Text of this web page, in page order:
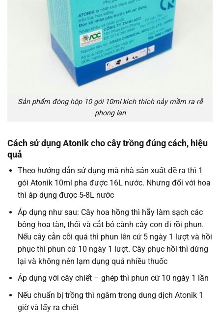
Sản phẩm đóng hộp 10 gói 10ml kích thích nảy mầm ra rễ
phong lan
Cách sử dụng Atonik cho cây trồng đúng cách, hiệu
quả
Theo hướng dẫn sử dụng mà nhà sản xuất đề ra thì 1
gói Atonik 10ml pha được 16L nước. Nhưng đối với hoa
thì áp dụng được 5-8L nước
Áp dụng như sau: Cây hoa hồng thì hãy làm sạch các
bông hoa tàn, thối và cắt bỏ cành cây con đi rồi phun.
Nếu cây cằn cỗi quá thì phun lên cứ 5 ngày 1 lượt và hồi
phục thì phun cứ 10 ngày 1 lượt. Cây phục hồi thì dừng
lại và không nên lạm dụng quá nhiều thuốc
Áp dụng với cây chiết – ghép thì phun cứ 10 ngày 1 lần
Nếu chuẩn bị trồng thì ngâm trong dung dịch Atonik 1
giờ và lấy ra chiết